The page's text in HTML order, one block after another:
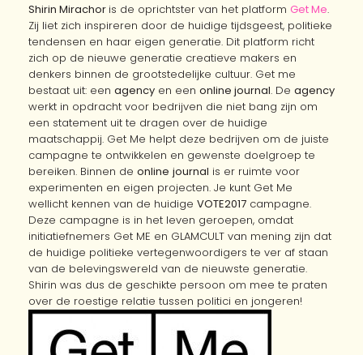
Shirin Mirachor is de oprichtster van het platform Get Me.
Zij liet zich inspireren door de huidige tijdsgeest, politieke
tendensen en haar eigen generatie. Dit platform richt
zich op de nieuwe generatie creatieve makers en
denkers binnen de grootstedelijke cultuur. Get me
bestaat uit: een agency en een online journal. De agency
werkt in opdracht voor bedrijven die niet bang zijn om
een statement uit te dragen over de huidige
maatschappij. Get Me helpt deze bedrijven om de juiste
campagne te ontwikkelen en gewenste doelgroep te
bereiken. Binnen de online journal is er ruimte voor
experimenten en eigen projecten. Je kunt Get Me
wellicht kennen van de huidige VOTE2017 campagne.
Deze campagne is in het leven geroepen, omdat
initiatiefnemers Get ME en GLAMCULT van mening zijn dat
de huidige politieke vertegenwoordigers te ver af staan
van de belevingswereld van de nieuwste generatie.
Shirin was dus de geschikte persoon om mee te praten
over de roestige relatie tussen politici en jongeren!